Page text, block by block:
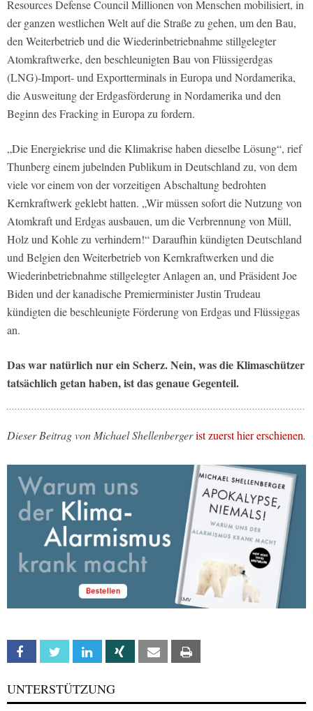
Resources Defense Council Millionen von Menschen mobilisiert, in
der ganzen westlichen Welt auf die Straße zu gehen, um den Bau,
den Weiterbetrieb und die Wiederinbetriebnahme stillgelegter
Atomkraftwerke, den beschleunigten Bau von Flüssigerdgas
(LNG)-Import- und Exportterminals in Europa und Nordamerika,
die Ausweitung der Erdgasförderung in Nordamerika und den
Beginn des Fracking in Europa zu fordern.
„Die Energiekrise und die Klimakrise haben dieselbe Lösung“, rief
Thunberg einem jubelnden Publikum in Deutschland zu, von dem
viele vor einem von der vorzeitigen Abschaltung bedrohten
Kernkraftwerk geklebt hatten. „Wir müssen sofort die Nutzung von
Atomkraft und Erdgas ausbauen, um die Verbrennung von Müll,
Holz und Kohle zu verhindern!“ Daraufhin kündigten Deutschland
und Belgien den Weiterbetrieb von Kernkraftwerken und die
Wiederinbetriebnahme stillgelegter Anlagen an, und Präsident Joe
Biden und der kanadische Premierminister Justin Trudeau
kündigten die beschleunigte Förderung von Erdgas und Flüssiggas
an.
Das war natürlich nur ein Scherz. Nein, was die Klimaschützer
tatsächlich getan haben, ist das genaue Gegenteil.
Dieser Beitrag von Michael Shellenbergerist zuerst hier erschienen.
Facebook Twitter Linkedin Xing Email
UNTERSTÜTZUNG